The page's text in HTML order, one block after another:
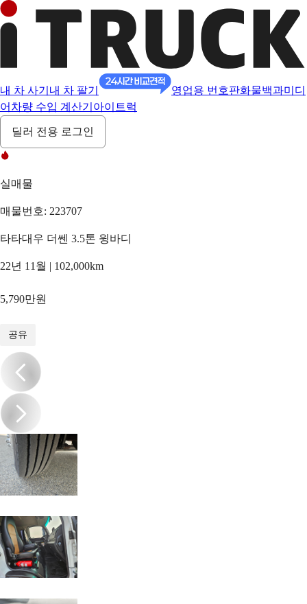
내 차 사기 내 차 팔기 영업용 번호판화물백과미디
어 차량 수입 계산기 아이트럭
딜러 전용 로그인
실매물
매물번호: 223707
타타대우 더쎈 3.5톤 윙바디
22년 11월 | 102,000km
5,790만원
공유
/14